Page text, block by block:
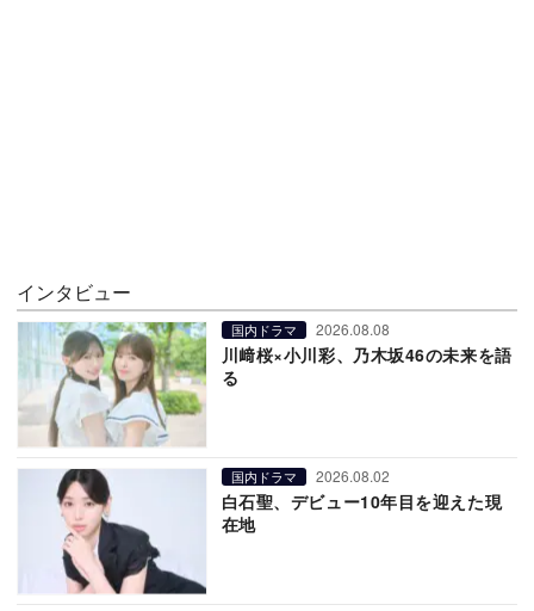
インタビュー
国内ドラマ 2026.08.08
川﨑桜×小川彩、乃木坂46の未来を語
る
国内ドラマ 2026.08.02
白石聖、デビュー10年目を迎えた現
在地